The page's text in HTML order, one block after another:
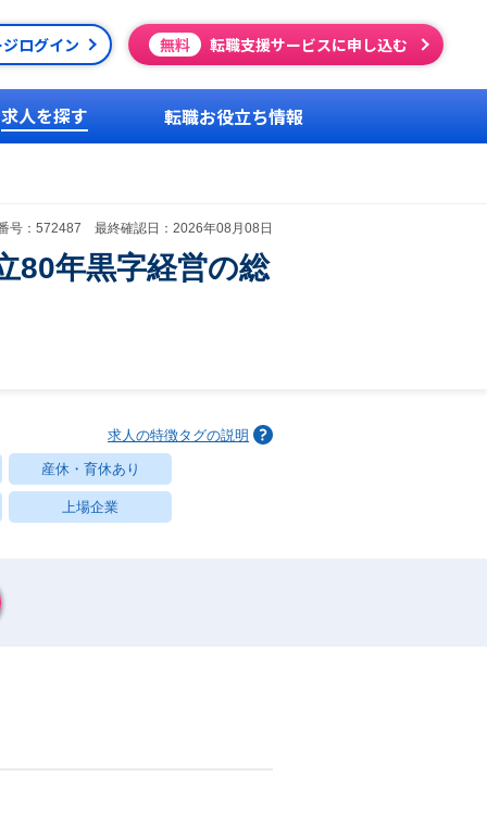
ログイン 無料 転職支援サービスに申し込む
求人を探す 転職お役立ち情報
号：572487 最終確認日：2026年08月08日
80年黒字経営の総
求人の特徴タグの説明
産休・育休あり
上場企業